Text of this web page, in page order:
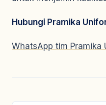
Hubungi Pramika
WhatsApp tim Pramika